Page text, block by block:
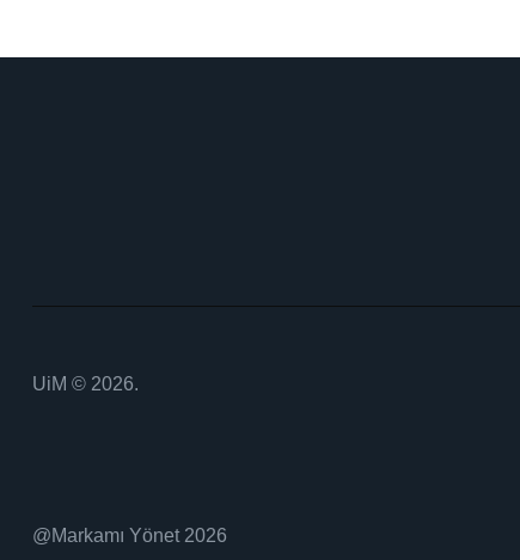
UiM © 2026.
@Markamı Yönet 2026